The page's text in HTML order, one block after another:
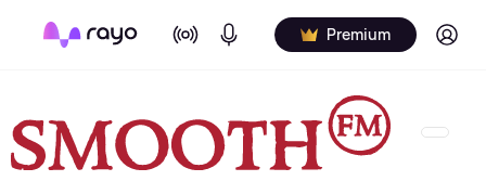
On Air Podcasts Premium Log in